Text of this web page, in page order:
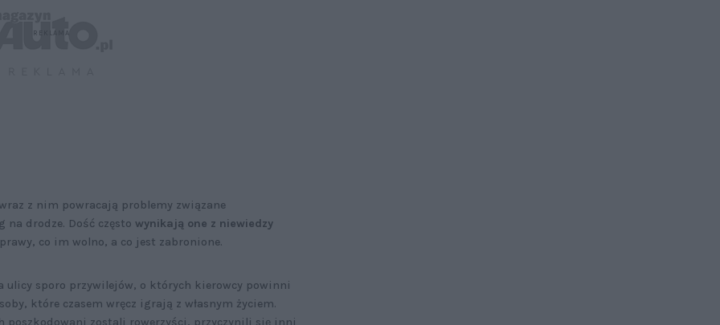
z nim powracają problemy związane
na drodze. Dość często wynikają one z niewiedzy
co im wolno, a co jest zabronione.
ulicy sporo przywilejów, o których kierowcy powinni
które czasem wręcz igrają z własnym życiem.